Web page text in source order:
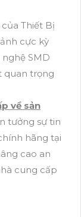
Thiết Bị
cực kỳ
SMD
quan trọng
về sản
tưởng sự tin
hãng tại
cao an
cung cấp